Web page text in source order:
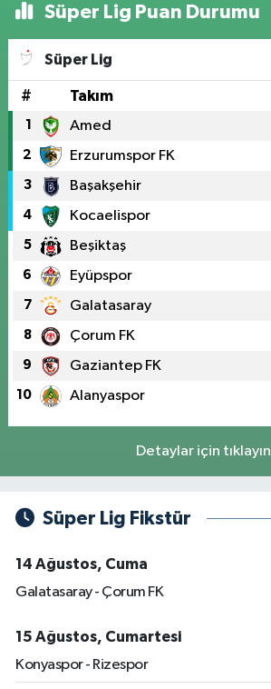
Süper Lig Puan Durumu
Süper Lig
# Takım
1 Amed
2 Erzurumspor FK
3 Başakşehir
4 Kocaelispor
5 Beşiktaş
6 Eyüpspor
7 Galatasaray
8 Çorum FK
9 Gaziantep FK
10 Alanyaspor
Detaylar için tıklayın
Süper Lig Fikstür
14 Ağustos, Cuma
Galatasaray - Çorum FK
15 Ağustos, Cumartesi
Konyaspor - Rizespor